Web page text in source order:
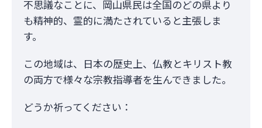
不思議なことに、岡山県民は全国のどの県より
も精神的、霊的に満たされていると主張しま
す。
この地域は、日本の歴史上、仏教とキリスト教
の両方で様々な宗教指導者を生んできました。
どうか祈ってください：